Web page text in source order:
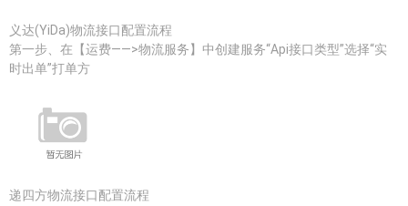
义达(YiDa)物流接口配置流程
第一步、在【运费——>物流服务】中创建服务“Api接口类型”选择“实
时出单”打单方
递四方物流接口配置流程